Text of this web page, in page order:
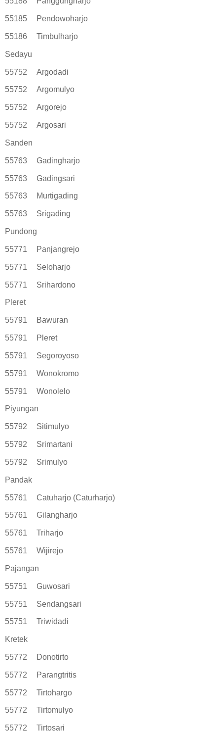
55185 Pendowoharjo
55186 Timbulharjo
Sedayu
55752 Argodadi
55752 Argomulyo
55752 Argorejo
55752 Argosari
Sanden
55763 Gadingharjo
55763 Gadingsari
55763 Murtigading
55763 Srigading
Pundong
55771 Panjangrejo
55771 Seloharjo
55771 Srihardono
Pleret
55791 Bawuran
55791 Pleret
55791 Segoroyoso
55791 Wonokromo
55791 Wonolelo
Piyungan
55792 Sitimulyo
55792 Srimartani
55792 Srimulyo
Pandak
55761 Catuharjo (Caturharjo)
55761 Gilangharjo
55761 Triharjo
55761 Wijirejo
Pajangan
55751 Guwosari
55751 Sendangsari
55751 Triwidadi
Kretek
55772 Donotirto
55772 Parangtritis
55772 Tirtohargo
55772 Tirtomulyo
55772 Tirtosari